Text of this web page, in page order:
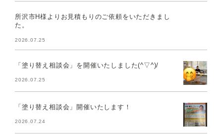
所沢市H様よりお見積もりのご依頼をいただきまし
た。
2026.07.25
「塗り替え相談会」を開催いたしました(^▽^)/
2026.07.25
「塗り替え相談会」開催いたします！
2026.07.24